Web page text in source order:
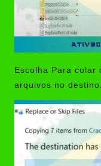
Escolha Para
arquivos no destino.